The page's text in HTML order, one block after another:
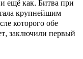
крупнейшим
которого обе
заключили первый